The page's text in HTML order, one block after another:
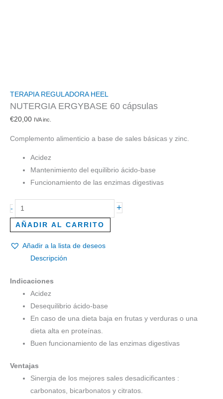
TERAPIA REGULADORA HEEL
NUTERGIA ERGYBASE 60 cápsulas
€20,00 IVA inc.
Complemento alimenticio a base de sales básicas y zinc.
Acidez
Mantenimiento del equilibrio ácido-base
Funcionamiento de las enzimas digestivas
- +
AÑADIR AL CARRITO
Añadir a la lista de deseos
Descripción
Indicaciones
Acidez
Desequilibrio ácido-base
En caso de una dieta baja en frutas y verduras o una
dieta alta en proteínas.
Buen funcionamiento de las enzimas digestivas
Ventajas
Sinergia de los mejores sales desadicificantes :
carbonatos, bicarbonatos y citratos.